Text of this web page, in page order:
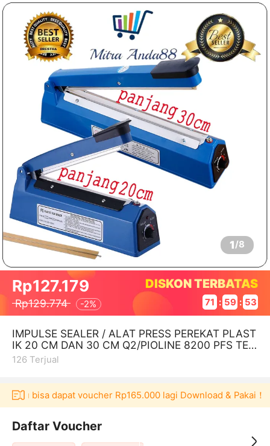
1/8
Rp127.179
Rp129.774 -2%
DISKON TERBATAS
71 : 59 : 52
IMPULSE SEALER / ALAT PRESS PEREKAT PLAST
IK 20 CM DAN 30 CM Q2/PIOLINE 8200 PFS TER
MURAH
126 Terjual
bisa dapat voucher Rp165.000 lagi Download & Pakai！
Daftar Voucher